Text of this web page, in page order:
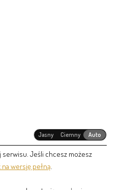
Jasny Ciemny Auto
serwisu. Jeśli chcesz możesz
na wersję pełną